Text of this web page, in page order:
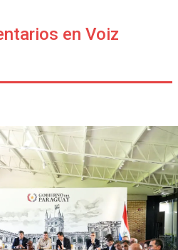
en Voiz